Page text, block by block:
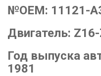
№OEM: 11121-
Двигатель:
Год выпуска
1981